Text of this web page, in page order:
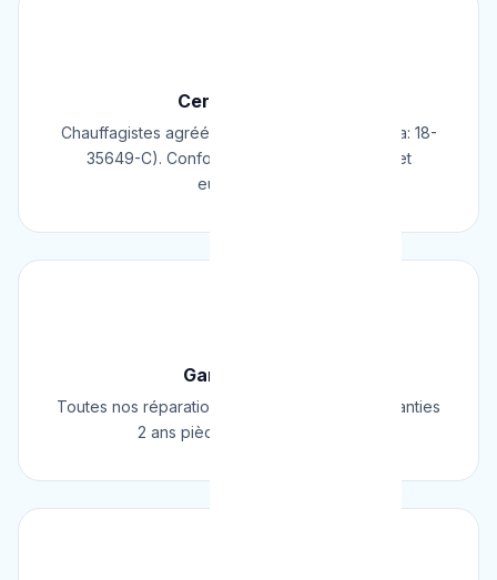
Certifié & Agréé
Chauffagistes agréés Cerga/Cedicol (N° Cerga: 18-
35649-C). Conformes aux normes belges et
européennes.
Garantie 2 Ans
Toutes nos réparations et installations sont garanties
2 ans pièces et main d'œuvre.